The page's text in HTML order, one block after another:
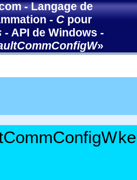
-Langage de
-Cpour
- API de Windows -
»